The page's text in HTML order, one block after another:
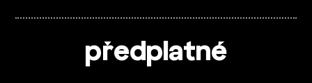
předplatné